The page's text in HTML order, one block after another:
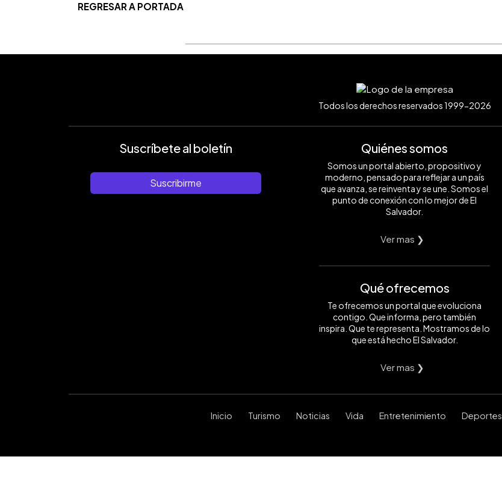
REGRESAR A PORTADA
Todos los derechos reservados 1999-2026
Suscríbete al boletín
Suscribirme
Quiénes somos
Somos un portal abierto, propositivo y
moderno, pensado para reflejar a un país
que avanza, se reinventa y se une. Somos el
punto de conexión con lo mejor de El
Salvador.
Ver mas ❯
Qué ofrecemos
Te ofrecemos un portal que evoluciona
contigo. Que informa, pero también
inspira. Que te representa. Mostramos de lo
que está hecho El Salvador.
Ver mas ❯
Inicio Turismo Noticias Vida Entretenimiento Deportes